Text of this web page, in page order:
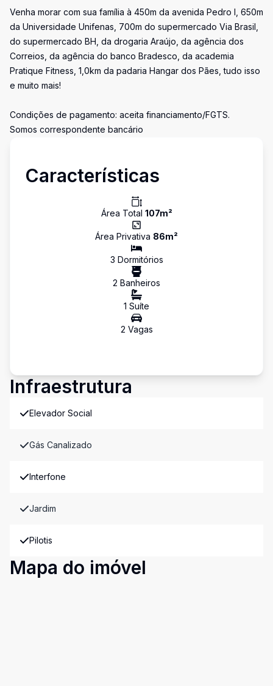
Venha morar com sua família à 450m da avenida Pedro I, 650m
da Universidade Unifenas, 700m do supermercado Via Brasil,
do supermercado BH, da drogaria Araújo, da agência dos
Correios, da agência do banco Bradesco, da academia
Pratique Fitness, 1,0km da padaria Hangar dos Pães, tudo isso
e muito mais!
Condições de pagamento: aceita financiamento/FGTS.
Somos correspondente bancário
Características
Área Total 107m²
Área Privativa 86m²
3 Dormitórios
2 Banheiros
1 Suíte
2 Vagas
Infraestrutura
Elevador Social
Gás Canalizado
Interfone
Jardim
Pilotis
Mapa do imóvel